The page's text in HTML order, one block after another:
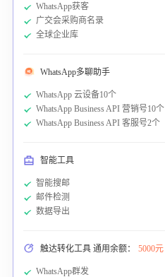
WhatsApp获客
广交会采购商名录
全球企业库
WhatsApp多聊助手
WhatsApp 云设备10个
WhatsApp Business API 营销号10个
WhatsApp Business API 客服号2个
智能工具
智能搜邮
邮件检测
数据导出
触达转化工具 通用余额： 5000元
WhatsApp群发